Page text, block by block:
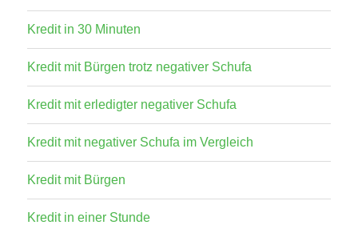
Kredit in 30 Minuten
Kredit mit Bürgen trotz negativer Schufa
Kredit mit erledigter negativer Schufa
Kredit mit negativer Schufa im Vergleich
Kredit mit Bürgen
Kredit in einer Stunde